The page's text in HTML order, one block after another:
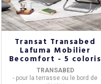
Transat Transabed
Lafuma Mobilier
Becomfort - 5 coloris
TRANSABED
- pour la terrasse ou le bord de